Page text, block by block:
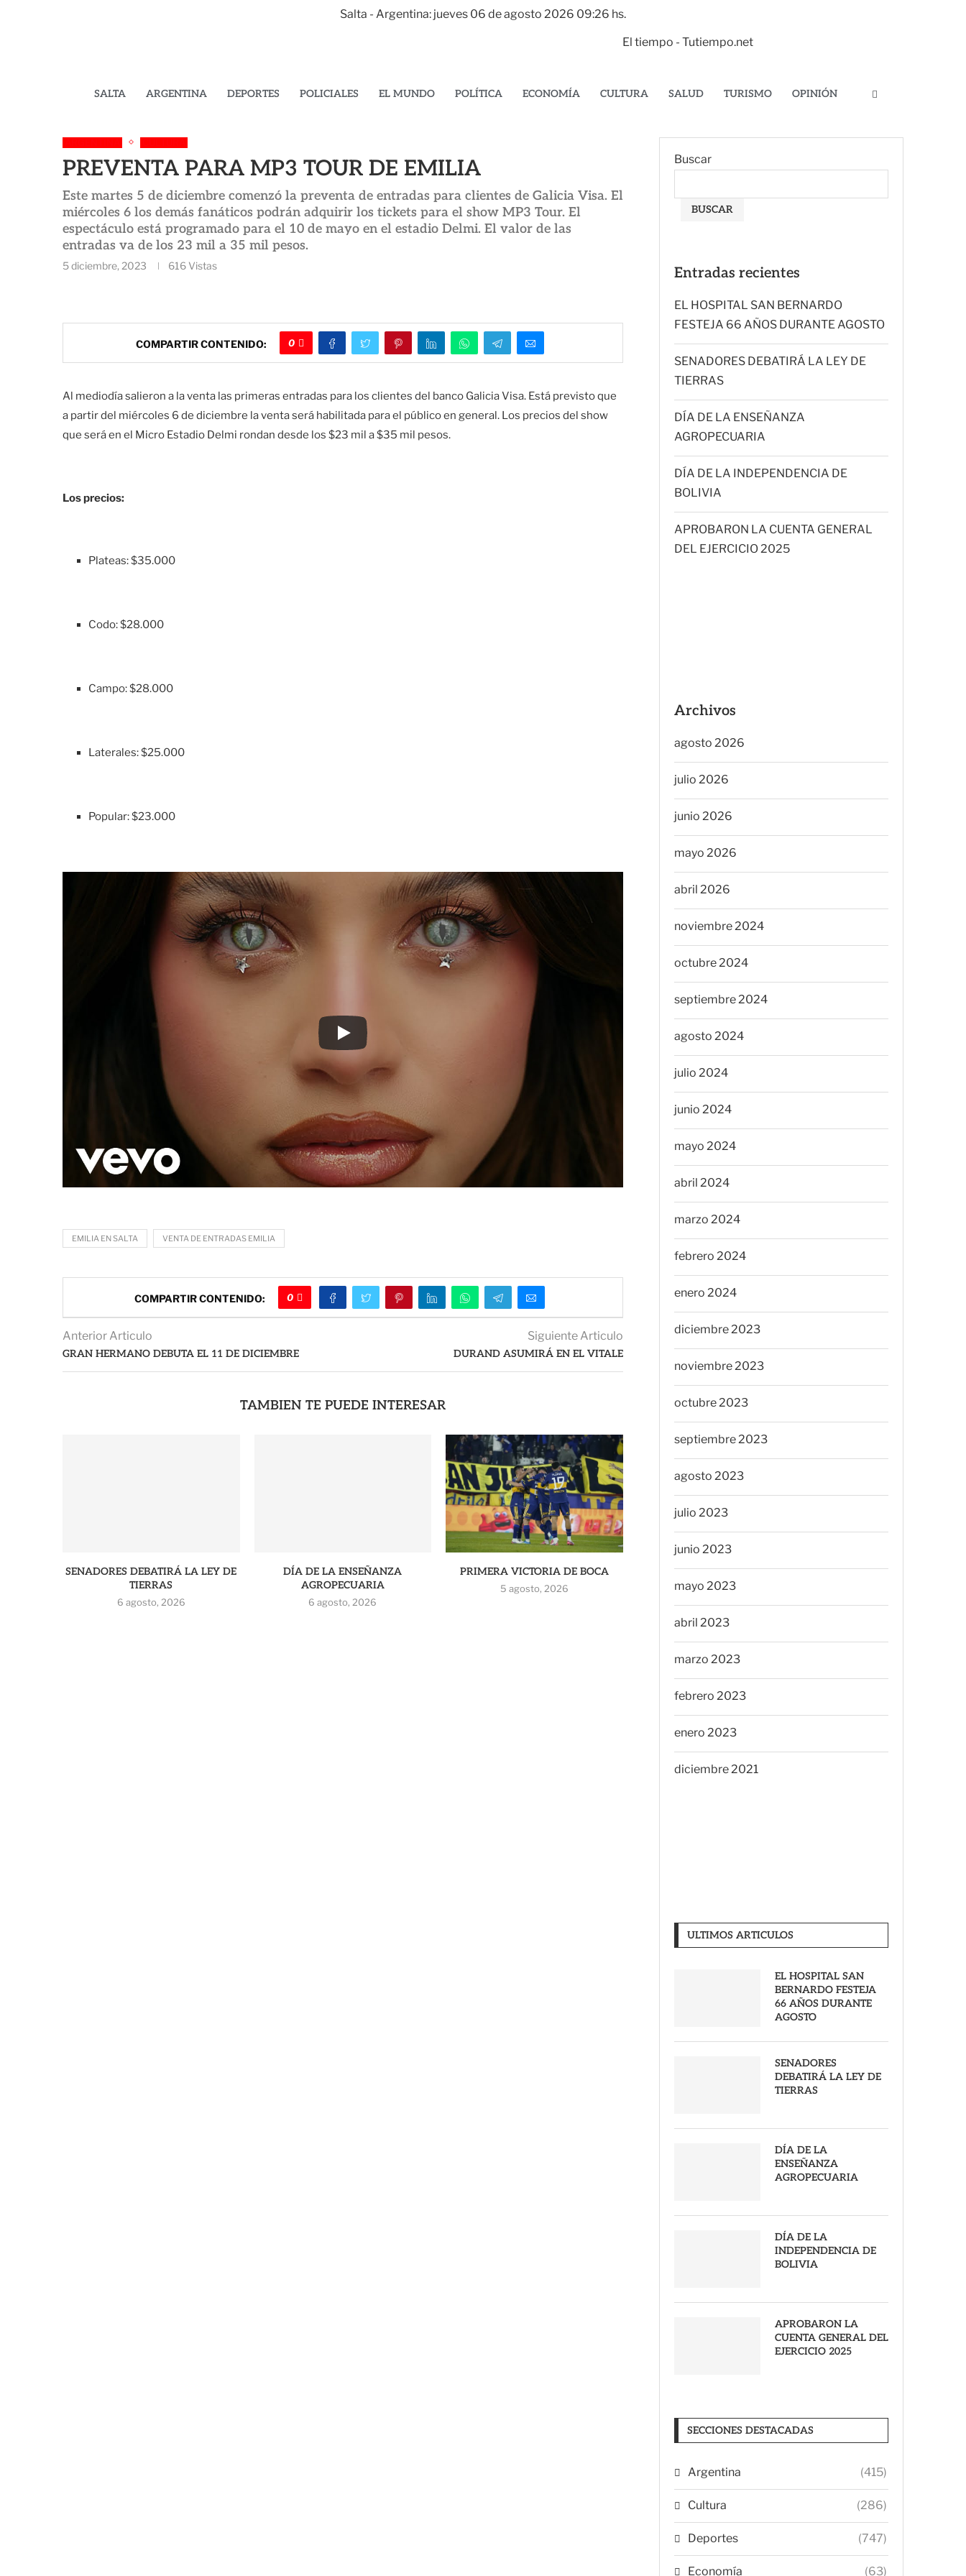
Salta - Argentina: jueves 06 de agosto 2026 09:26 hs.
El tiempo - Tutiempo.net
SALTA ARGENTINA DEPORTES POLICIALES EL MUNDO POLÍTICA ECONOMÍA CULTURA SALUD TURISMO OPINIÓN
PREVENTA PARA MP3 TOUR DE EMILIA
Este martes 5 de diciembre comenzó la preventa de entradas para clientes de Galicia Visa. El
miércoles 6 los demás fanáticos podrán adquirir los tickets para el show MP3 Tour. El
espectáculo está programado para el 10 de mayo en el estadio Delmi. El valor de las
entradas va de los 23 mil a 35 mil pesos.
5 diciembre, 2023 616 Vistas
COMPARTIR CONTENIDO: 0
Al mediodía salieron a la venta las primeras entradas para los clientes del banco Galicia Visa. Está previsto que
a partir del miércoles 6 de diciembre la venta será habilitada para el público en general. Los precios del show
que será en el Micro Estadio Delmi rondan desde los $23 mil a $35 mil pesos.
Los precios:
Plateas: $35.000
Codo: $28.000
Campo: $28.000
Laterales: $25.000
Popular: $23.000
EMILIA EN SALTA VENTA DE ENTRADAS EMILIA
COMPARTIR CONTENIDO: 0
Anterior Articulo
GRAN HERMANO DEBUTA EL 11 DE DICIEMBRE
Siguiente Articulo
DURAND ASUMIRÁ EN EL VITALE
TAMBIEN TE PUEDE INTERESAR
SENADORES DEBATIRÁ LA LEY DE
TIERRAS
6 agosto, 2026
DÍA DE LA ENSEÑANZA
AGROPECUARIA
6 agosto, 2026
PRIMERA VICTORIA DE BOCA
5 agosto, 2026
Buscar
BUSCAR
Entradas recientes
EL HOSPITAL SAN BERNARDO
FESTEJA 66 AÑOS DURANTE AGOSTO
SENADORES DEBATIRÁ LA LEY DE
TIERRAS
DÍA DE LA ENSEÑANZA
AGROPECUARIA
DÍA DE LA INDEPENDENCIA DE
BOLIVIA
APROBARON LA CUENTA GENERAL
DEL EJERCICIO 2025
Archivos
agosto 2026
julio 2026
junio 2026
mayo 2026
abril 2026
noviembre 2024
octubre 2024
septiembre 2024
agosto 2024
julio 2024
junio 2024
mayo 2024
abril 2024
marzo 2024
febrero 2024
enero 2024
diciembre 2023
noviembre 2023
octubre 2023
septiembre 2023
agosto 2023
julio 2023
junio 2023
mayo 2023
abril 2023
marzo 2023
febrero 2023
enero 2023
diciembre 2021
ULTIMOS ARTICULOS
EL HOSPITAL SAN
BERNARDO FESTEJA
66 AÑOS DURANTE
AGOSTO
SENADORES
DEBATIRÁ LA LEY DE
TIERRAS
DÍA DE LA
ENSEÑANZA
AGROPECUARIA
DÍA DE LA
INDEPENDENCIA DE
BOLIVIA
APROBARON LA
CUENTA GENERAL DEL
EJERCICIO 2025
SECCIONES DESTACADAS
Argentina (415)
Cultura (286)
Deportes (747)
Economía (63)